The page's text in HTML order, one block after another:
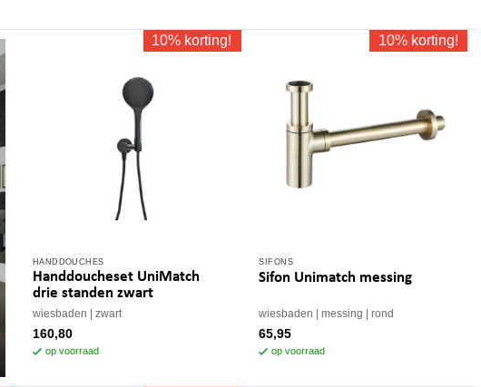
10% korting!
HANDDOUCHES
Handdoucheset UniMatch
drie standen zwart
wiesbaden zwart
160,80
op voorraad
10% korting!
SIFONS
Sifon Unimatch messing
wiesbaden messing rond
65,95
op voorraad